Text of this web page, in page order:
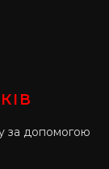
за допомогою